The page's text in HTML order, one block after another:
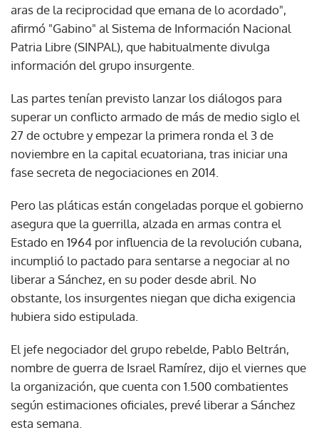
aras de la reciprocidad que emana de lo acordado",
afirmó "Gabino" al Sistema de Información Nacional
Patria Libre (SINPAL), que habitualmente divulga
información del grupo insurgente.
Las partes tenían previsto lanzar los diálogos para
superar un conflicto armado de más de medio siglo el
27 de octubre y empezar la primera ronda el 3 de
noviembre en la capital ecuatoriana, tras iniciar una
fase secreta de negociaciones en 2014.
Pero las pláticas están congeladas porque el gobierno
asegura que la guerrilla, alzada en armas contra el
Estado en 1964 por influencia de la revolución cubana,
incumplió lo pactado para sentarse a negociar al no
liberar a Sánchez, en su poder desde abril. No
obstante, los insurgentes niegan que dicha exigencia
hubiera sido estipulada.
El jefe negociador del grupo rebelde, Pablo Beltrán,
nombre de guerra de Israel Ramírez, dijo el viernes que
la organización, que cuenta con 1.500 combatientes
según estimaciones oficiales, prevé liberar a Sánchez
esta semana.